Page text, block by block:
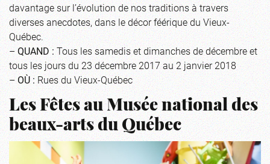
davantage sur l’évolution de nos traditions à travers
diverses anecdotes, dans le décor féérique du Vieux-
Québec.
–QUAND :Tous les samedis et dimanches de décembre et
tous les jours du 23 décembre 2017 au 2 janvier 2018
–OÙ :Rues du Vieux-Québec
Les Fêtes au Musée national des
beaux-arts du Québec